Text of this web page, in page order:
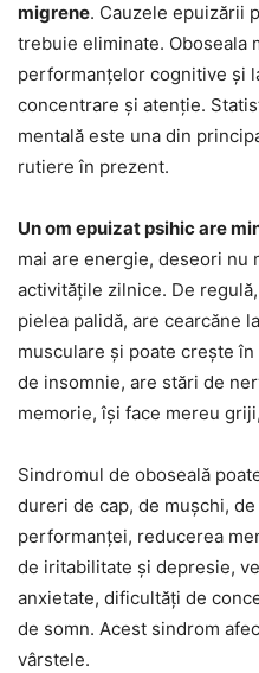
migrene. Cauzele epuizării
trebuie eliminate. Oboseala
performanțelor cognitive și
concentrare și atenție.
mentală este una din
rutiere în prezent.
Un om epuizat psihic are
mai are energie, deseori nu
activitățile zilnice. De
pielea palidă, are cearcăne
musculare și poate crește
de insomnie, are stări de
memorie, își face mereu
Sindromul de oboseală
dureri de cap, de mușchi,
performanței, reducerea
de iritabilitate și depresie,
anxietate, dificultăți de
de somn. Acest sindrom
vârstele.